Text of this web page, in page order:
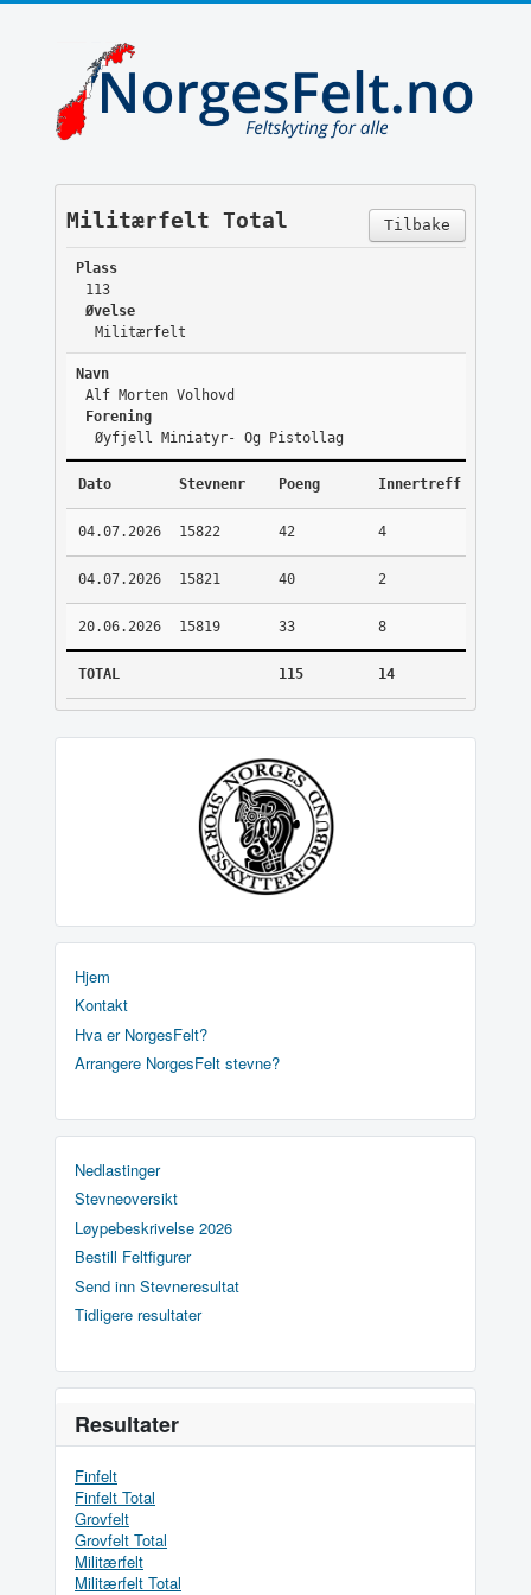
Tilbake
Militærfelt Total
Plass
113
Øvelse
Militærfelt
Navn
Alf Morten Volhovd
Forening
Øyfjell Miniatyr- Og Pistollag
Dato Stevnenr Poeng Innertreff
04.07.2026 15822 42 4
04.07.2026 15821 40 2
20.06.2026 15819 33 8
TOTAL 115 14
Hjem
Kontakt
Hva er NorgesFelt?
Arrangere NorgesFelt stevne?
Nedlastinger
Stevneoversikt
Løypebeskrivelse 2026
Bestill Feltfigurer
Send inn Stevneresultat
Tidligere resultater
Resultater
Finfelt
Finfelt Total
Grovfelt
Grovfelt Total
Militærfelt
Militærfelt Total